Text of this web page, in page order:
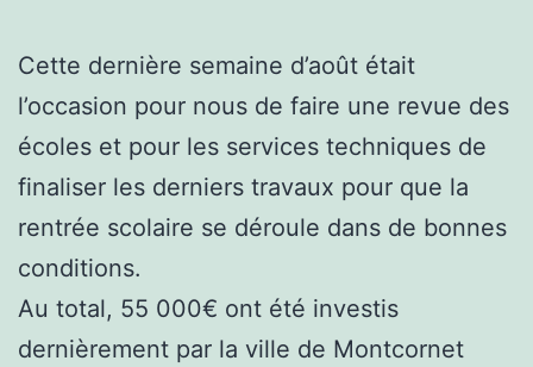
Cette dernière semaine d’août était
l’occasion pour nous de faire une revue des
écoles et pour les services techniques de
finaliser les derniers travaux pour que la
rentrée scolaire se déroule dans de bonnes
conditions.
Au total, 55 000€ ont été investis
dernièrement par la ville de Montcornet